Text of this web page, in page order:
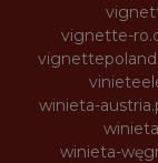
vignette-
winieta-
winieta-